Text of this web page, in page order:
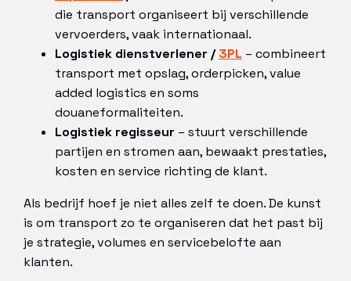
die transport organiseert bij verschillende
vervoerders, vaak internationaal.
Logistiek dienstverlener /3PL – combineert
transport met opslag, orderpicken, value
added logistics en soms
douaneformaliteiten.
Logistiek regisseur – stuurt verschillende
partijen en stromen aan, bewaakt prestaties,
kosten en service richting de klant.
Als bedrijf hoef je niet alles zelf te doen. De kunst
is om transport zo te organiseren dat het past bij
je strategie, volumes en servicebelofte aan
klanten.